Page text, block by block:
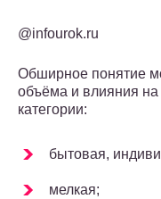
@infourok.ru
Обширное понятие
объёма и влияния на
категории:
бытовая,
мелкая;